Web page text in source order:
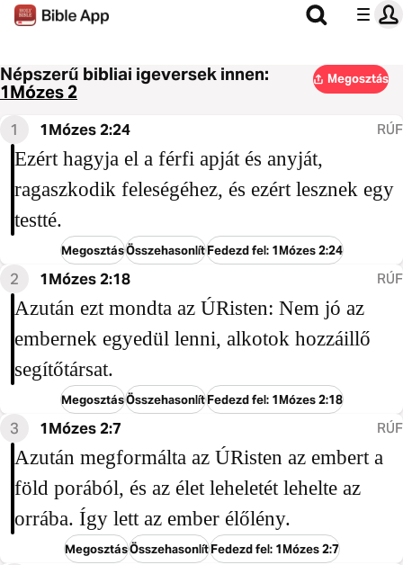
Népszerű bibliai igeversek innen:
1Mózes 2
Megosztás
1 1Mózes 2:24 RÚF
Ezért hagyja el a férfi apját és anyját,
ragaszkodik feleségéhez, és ezért lesznek egy
testté.
MegosztásÖsszehasonlítFedezd fel: 1Mózes 2:24
2 1Mózes 2:18 RÚF
Azután ezt mondta az ÚRisten: Nem jó az
embernek egyedül lenni, alkotok hozzáillő
segítőtársat.
MegosztásÖsszehasonlítFedezd fel: 1Mózes 2:18
3 1Mózes 2:7 RÚF
Azután megformálta az ÚRisten az embert a
föld porából, és az élet leheletét lehelte az
orrába. Így lett az ember élőlény.
MegosztásÖsszehasonlítFedezd fel: 1Mózes 2:7